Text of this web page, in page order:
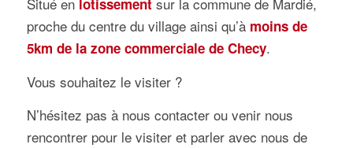
lotissement
proche du centre du village ainsi qu’à moins de
5km de la zone commerciale de Checy.
Vous souhaitez le visiter ?
N’hésitez pas à nous contacter ou venir nous
rencontrer pour le visiter et parler avec nous de